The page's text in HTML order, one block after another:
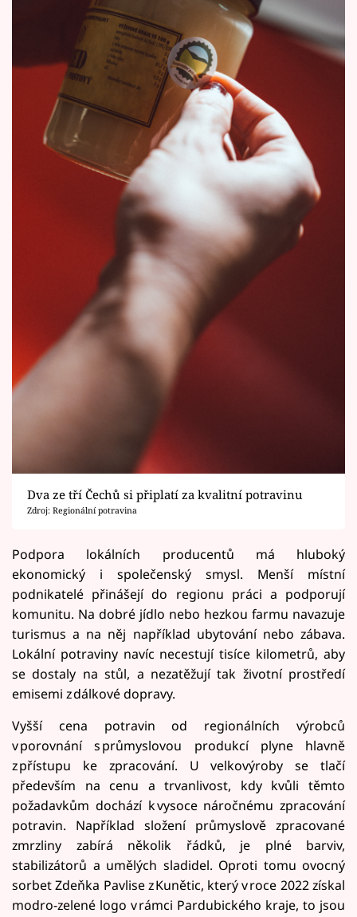
Dva ze tří Čechů si připlatí za kvalitní potravinu
Zdroj: Regionální potravina
Podpora lokálních producentů má hluboký
ekonomický i společenský smysl. Menší místní
podnikatelé přinášejí do regionu práci a podporují
komunitu. Na dobré jídlo nebo hezkou farmu navazuje
turismus a na něj například ubytování nebo zábava.
Lokální potraviny navíc necestují tisíce kilometrů, aby
se dostaly na stůl, a nezatěžují tak životní prostředí
emisemi z dálkové dopravy.
Vyšší cena potravin od regionálních výrobců
v porovnání s průmyslovou produkcí plyne hlavně
z přístupu ke zpracování. U velkovýroby se tlačí
především na cenu a trvanlivost, kdy kvůli těmto
požadavkům dochází k vysoce náročnému zpracování
potravin. Například složení průmyslově zpracované
zmrzliny zabírá několik řádků, je plné barviv,
stabilizátorů a umělých sladidel. Oproti tomu ovocný
sorbet Zdeňka Pavlise z Kunětic, který v roce 2022 získal
modro-zelené logo v rámci Pardubického kraje, to jsou